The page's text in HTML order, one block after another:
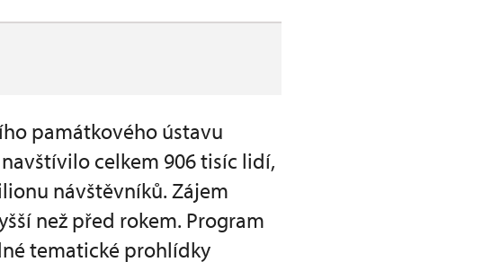
památkového ústavu
celkem 906 tisíc lidí,
návštěvníků. Zájem
než před rokem. Program
tematické prohlídky